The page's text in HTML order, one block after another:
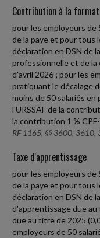
Contribution à la
pour les employeurs de
de la paye et pour tous
déclaration en DSN de
professionnelle et de
d'avril 2026 ; pour les
pratiquant le décalage
moins de 50 salariés
l'URSSAF de la
la contribution 1 %
RF 1165, §§ 3600,
Taxe d'apprentissage
pour les employeurs de
de la paye et pour tous
déclaration en DSN de
d'apprentissage due
due au titre de 2025
employeurs de 50